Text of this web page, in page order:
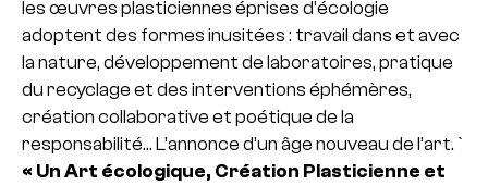
les œuvres plasticiennes éprises d’écologie
adoptent des formes inusitées : travail dans et avec
la nature, développement de laboratoires, pratique
du recyclage et des interventions éphémères,
création collaborative et poétique de la
responsabilité… L’annonce d’un âge nouveau de l’art.`
« Un Art écologique, Création Plasticienne et